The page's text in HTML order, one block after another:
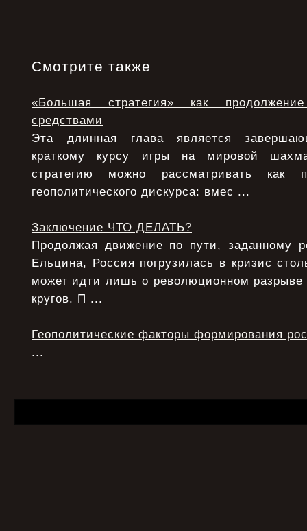
Смотрите также
«Большая стратегия» как
средствами
Эта длинная глава является
краткому курсу игры на мировой
стратегию можно рассматривать как
геополитического дискурса: вмес ...
Заключение ЧТО ДЕЛАТЬ?
Продолжая движение по пути, заданному
Ельцина, Россия погрузилась в кризис
может идти лишь о революционном
кругов. П ...
Геополитические факторы формирования
...